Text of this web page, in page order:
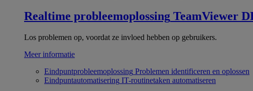
Realtime probleemoplossing TeamViewer
Los problemen op, voordat ze invloed hebben op gebruikers.
Meer informatie
Eindpuntprobleemoplossing Problemen identificeren en oplossen
Eindpuntautomatisering IT-routinetaken automatiseren